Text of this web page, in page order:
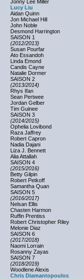
Jonny Lee Miller
Lucy Liu
Aidan Quinn
Jon Michael Hill
John Noble
Desmond Harrington
SAISON 1
(2012/2013)
Susan Pourfar
Ato Essandoh
Linda Emond
Candis Cayne
Natalie Dormer
SAISON 2
(2013/2014)
Rhys Ifan
Sean Pertwee
Jordan Gelber
Tim Guinee
SAISON 3
(2014/2015)
Ophelia Lovibond
Raza Jaffrey
Robert Capron
Nadia Dajani
Liza J. Bennett
Alia Attallah
SAISON 4
(2015/2016)
Betty Gilpin
Robert Petkoff
Samantha Quan
SAISON 5
(2016/2017)
Nelsan Ellis
Chasten Harmon
Ruffin Prentiss
Robert Christopher Riley
Melonie Diaz
SAISON 6
(2017/2018)
Naomi Lorrain
Rosanny Zayas
SAISON 7
(2018/2019)
Woodlene Alexis
Chris Diamantopoulos